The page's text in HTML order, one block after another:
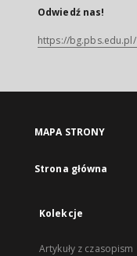
Odwiedź nas!
https://bg.pbs.edu.pl/
MAPA STRONY
Strona główna
Kolekcje
Artykuły z czasopism